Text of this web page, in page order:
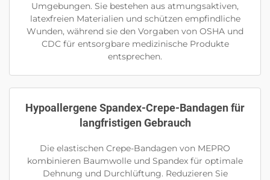
Umgebungen. Sie bestehen aus atmungsaktiven,
latexfreien Materialien und schützen empfindliche
Wunden, während sie den Vorgaben von OSHA und
CDC für entsorgbare medizinische Produkte
entsprechen.
Hypoallergene Spandex-Crepe-Bandagen für
langfristigen Gebrauch
Die elastischen Crepe-Bandagen von MEPRO
kombinieren Baumwolle und Spandex für optimale
Dehnung und Durchlüftung. Reduzieren Sie